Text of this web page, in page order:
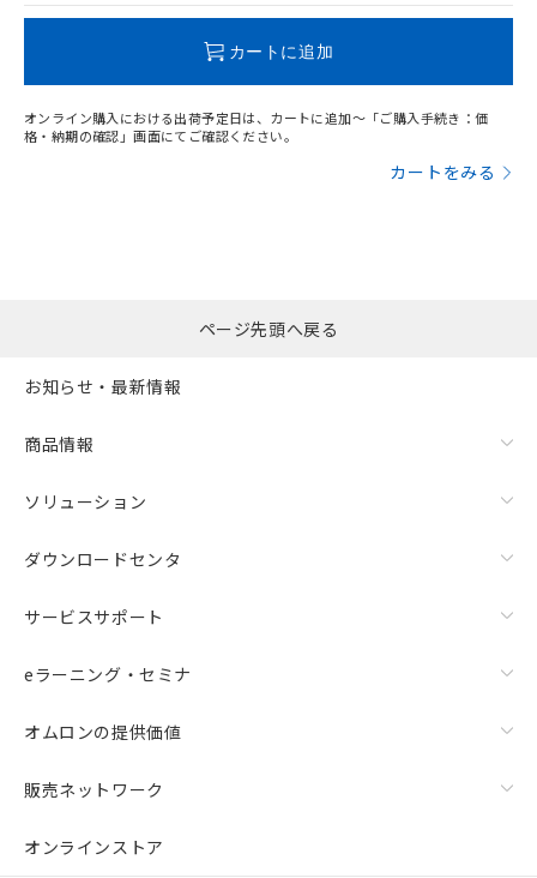
カートに追加
オンライン購入における出荷予定日は、カートに追加～「ご購入手続き：価
格・納期の確認」画面にてご確認ください。
カートをみる
ページ先頭へ戻る
お知らせ・最新情報
商品情報
ソリューション
ダウンロードセンタ
サービスサポート
eラーニング・セミナ
オムロンの提供価値
販売ネットワーク
オンラインストア